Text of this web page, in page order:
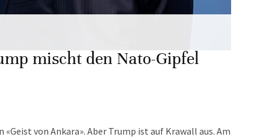
mischt den Nato-Gipfel
von Ankara». Aber Trump ist auf Krawall aus. Am